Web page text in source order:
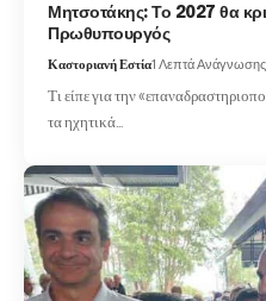
Μητσοτάκης: Το 2027 θα
Πρωθυπουργός
Καστοριανή Εστία1 Λεπτά Ανάγνωσης
Τι είπε για την
τα ηχητικά…